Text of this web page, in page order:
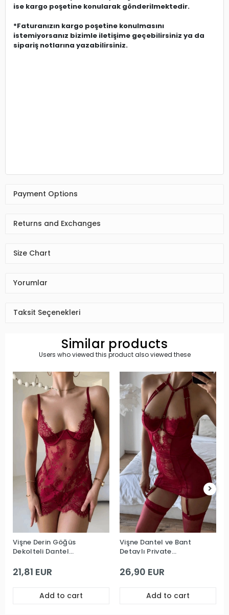
ise kargo poşetine konularak gönderilmektedir.
*Faturanızın kargo poşetine konulmasını
istemiyorsanız bizimle iletişime geçebilirsiniz ya da
sipariş notlarına yazabilirsiniz.
Payment Options
Returns and Exchanges
Size Chart
Yorumlar
Taksit Seçenekleri
Similar products
Users who viewed this product also viewed these
Vişne Derin Göğüs
Dekolteli Dantel
21,81 EUR
Add to cart
Vişne Dantel ve Bant
Detaylı Private
26,90 EUR
Add to cart